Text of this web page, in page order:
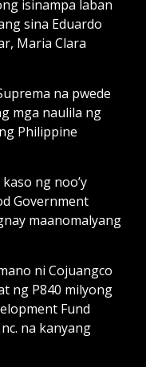
isinampa laban
sina Eduardo
Maria Clara
na pwede
mga naulila ng
Philippine
ng noo’y
Government
maanomalyang
ni Cojuangco
ng P840 milyong
Fund
na kanyang